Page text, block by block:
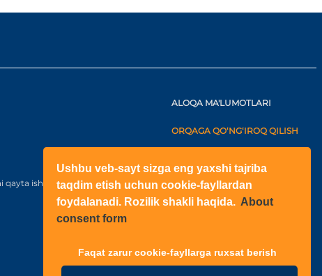
Ushbu veb-sayt sizga eng yaxshi tajriba
taqdim etish uchun cookie-fayllardan
foydalanadi. Rozilik shakli haqida. About
consent form
Faqat zarur cookie-fayllarga ruxsat berish
qayta ishlash bo‘yicha kelishuv
ALOQA MA'LUMOTLARI
ORQAGA QO‘NG‘IROQ QILISH
+998(71)2052422
O‘zbekiston
ko‘chasi, N6-1003 qurilish